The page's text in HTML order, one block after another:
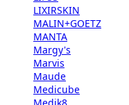
LIXIRSKIN
MALIN+GOETZ
MANTA
Margy's
Marvis
Maude
Medicube